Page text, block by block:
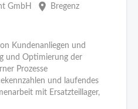
GmbH place Bregenz
Kundenanliegen und
und Optimierung der
Prozesse
und laufendes
mit Ersatzteillager,